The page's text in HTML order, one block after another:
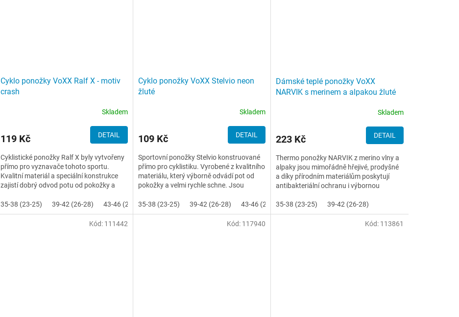
Cyklo ponožky VoXX Ralf X - motiv
crash
Skladem
119 Kč DETAIL
Cyklistické ponožky Ralf X byly vytvořeny
přímo pro vyznavače tohoto sportu.
Kvalitní materiál a speciální konstrukce
zajistí dobrý odvod potu od pokožky a
35-38 (23-25)
39-42 (26-28) 43-46 (29-31)
Cyklo ponožky VoXX Stelvio neon
žluté
Skladem
109 Kč DETAIL
Sportovní ponožky Stelvio konstruované
přímo pro cyklistiku. Vyrobené z kvalitního
materiálu, který výborně odvádí pot od
pokožky a velmi rychle schne. Jsou
35-38 (23-25)
39-42 (26-28) 43-46 (29-31)
Dámské teplé ponožky VoXX
NARVIK s merinem a alpakou žluté
Skladem
223 Kč DETAIL
Thermo ponožky NARVIK z merino vlny a
alpaky jsou mimořádně hřejivé, prodyšné
a díky přírodním materiálům poskytují
antibakteriální ochranu i výbornou
35-38 (23-25)
39-42 (26-28)
Kód: 111442 Kód: 117940 Kód: 113861